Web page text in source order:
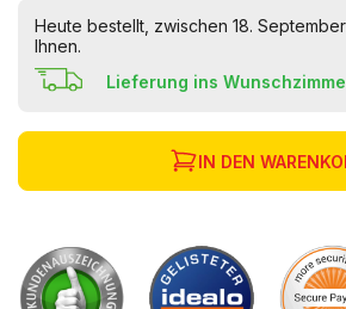
Heute bestellt, zwischen 18.
Ihnen.
Lieferung ins
IN DEN